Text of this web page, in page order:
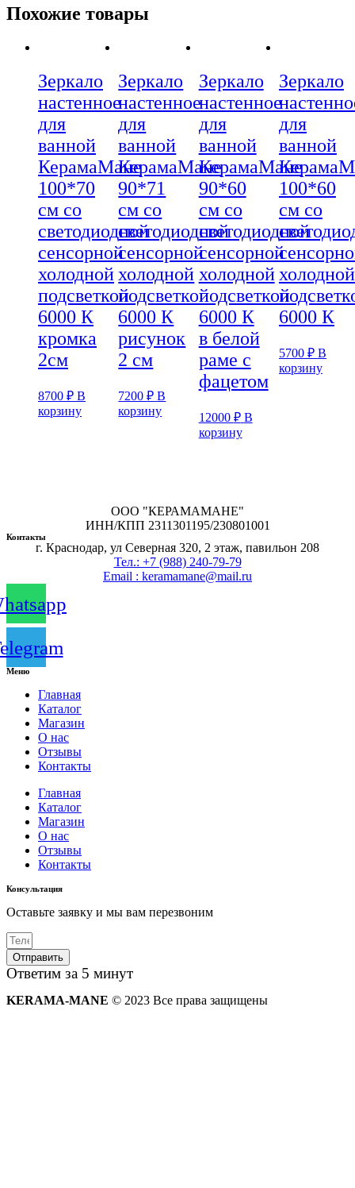
Похожие товары
Зеркало
настенное
для
ванной
КерамаМане
100*70
см со
светодиодной
сенсорной
холодной
подсветкой
6000 К
кромка
2см
8700 ₽ В
корзину
Зеркало
настенное
для
ванной
КерамаМане
90*71
см со
светодиодной
сенсорной
холодной
подсветкой
6000 К
рисунок
2 см
7200₽ В
корзину
Зеркало
настенное
для
ванной
КерамаМане
90*60
см со
светодиодной
сенсорной
холодной
подсветкой
6000 К
в белой
раме с
фацетом
12000 ₽ В
корзину
Зеркало
для
ванной
100*60
см со
холодной
6000 К
5700 ₽ В
корзину
ООО "КЕРАМАМАНЕ"
ИНН/КПП 2311301195/230801001
Контакты
г. Краснодар, ул Северная 320, 2 этаж, павильон 208
Тел.: +7 (988) 240-79-79
Email : keramamane@mail.ru
Меню
Главная
Каталог
Магазин
О нас
Отзывы
Контакты
Главная
Каталог
Магазин
О нас
Отзывы
Контакты
Консультация
Оставьте заявку и мы вам перезвоним
Отправить
Ответим за 5 минут
KERAMA-MANE © 2023 Все права защищены